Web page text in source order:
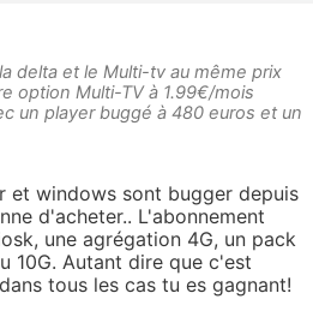
delta et le Multi-tv au même prix
option Multi-TV à 1.99€/mois
un player buggé à 480 euros et un
et windows sont bugger depuis
d'acheter.. L'abonnement
une agrégation 4G, un pack
10G. Autant dire que c'est
tous les cas tu es gagnant!